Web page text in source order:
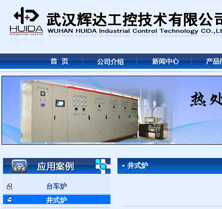
台车炉
井式炉
井式炉